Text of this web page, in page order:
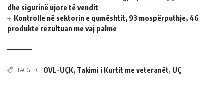
dhe sigurinë ujore të vendit
Kontrolle në sektorin e qumështit, 93 mospërputhje, 46
produkte rezultuan me vaj palme
TAGGED: OVL-UÇK, Takimi i Kurtit me veteranët, UÇ